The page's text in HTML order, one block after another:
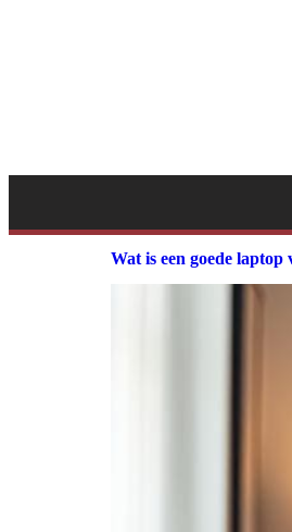
Wat is een goede